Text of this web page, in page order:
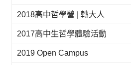
2018高中哲學營 | 轉大人
2017高中生哲學體驗活動
2019 Open Campus